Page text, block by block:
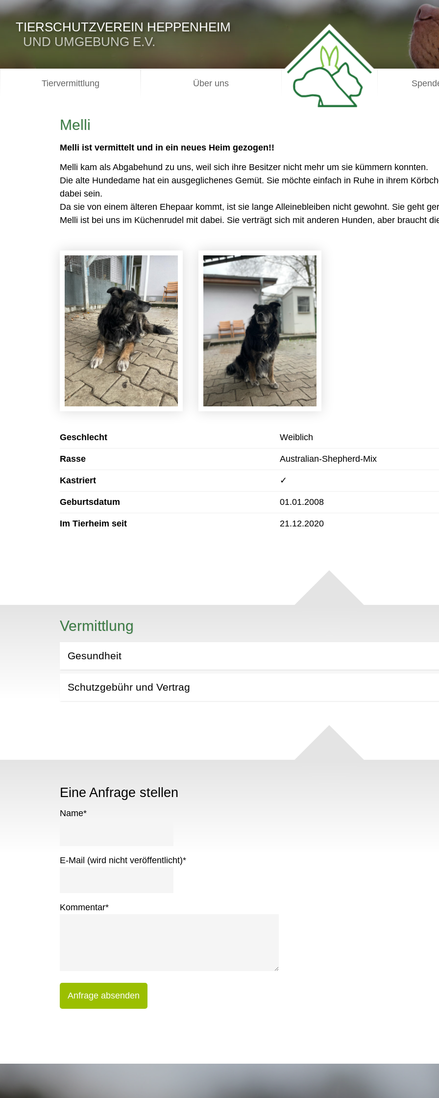
TIERSCHUTZVEREIN HEPPENHEIM
UND UMGEBUNG E.V.
Tiervermittlung Über uns
Melli
Melli ist vermittelt und in ein neues Heim gezogen!!
Melli kam als Abgabehund zu uns, weil sich ihre Besitzer nicht mehr um sie kümmern konnten.
Die alte Hundedame hat ein ausgeglichenes Gemüt. Sie möchte einfach in Ruhe in ihrem
dabei sein.
Da sie von einem älteren Ehepaar kommt, ist sie lange Alleinebleiben nicht gewohnt. Sie geht
Melli ist bei uns im Küchenrudel mit dabei. Sie verträgt sich mit anderen Hunden, aber braucht
Geschlecht Weiblich
Rasse Australian-Shepherd-Mix
Kastriert ✓
Geburtsdatum 01.01.2008
Im Tierheim seit 21.12.2020
Vermittlung
Gesundheit
Schutzgebühr und Vertrag
Eine Anfrage stellen
Name*
E-Mail (wird nicht veröffentlicht)*
Kommentar*
Anfrage absenden